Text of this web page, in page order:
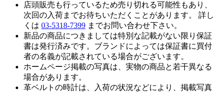
店頭販売も行っているため売り切れる可能性もあり、
次回の入荷までお待ちいただくことがあります。 詳し
くは 03-5318-7399 までお問い合わせ下さい。
新品の商品につきましては特別な記載がない限り保証
書は発行済みです。ブランドによっては保証書に買付
者の名義が記載されている場合がございます。
ホームページ掲載の写真は、実物の商品と若干異なる
場合があります。
革ベルトの時計は、入荷の状況などにより、掲載写真